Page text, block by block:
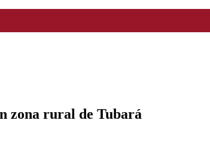
zona rural de Tubará